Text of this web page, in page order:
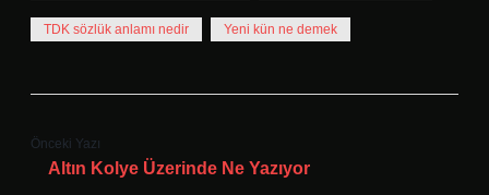
TDK sözlük anlamı nedir Yeni kün ne demek
Önceki Yazı
Altın Kolye Üzerinde Ne Yazıyor